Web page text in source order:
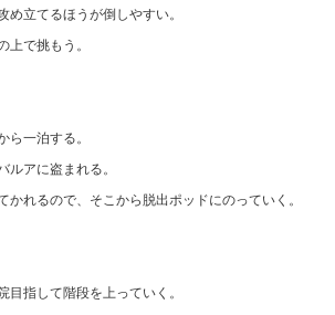
め立てるほうが倒しやすい。
上で挑もう。
ら一泊する。
ルアに盗まれる。
かれるので、そこから脱出ポッドにのっていく。
目指して階段を上っていく。